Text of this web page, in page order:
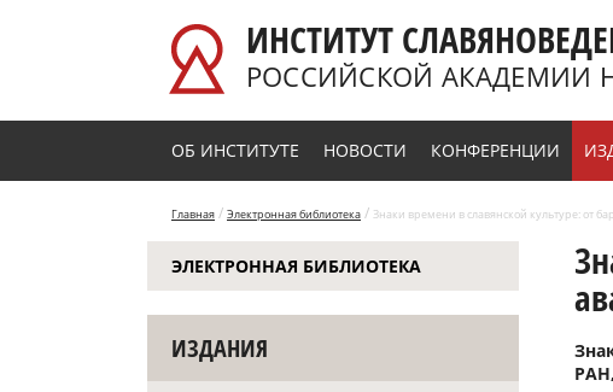
ИНСТИТУТ
РОССИЙСКОЙ АКАДЕМИИ
ОБ ИНСТИТУТЕ НОВОСТИ КОНФЕРЕНЦИИ
Главная / Электронная библиотека / Знаки времени в славянской культуре: от
ЭЛЕКТРОННАЯ БИБЛИОТЕКА
ИЗДАНИЯ